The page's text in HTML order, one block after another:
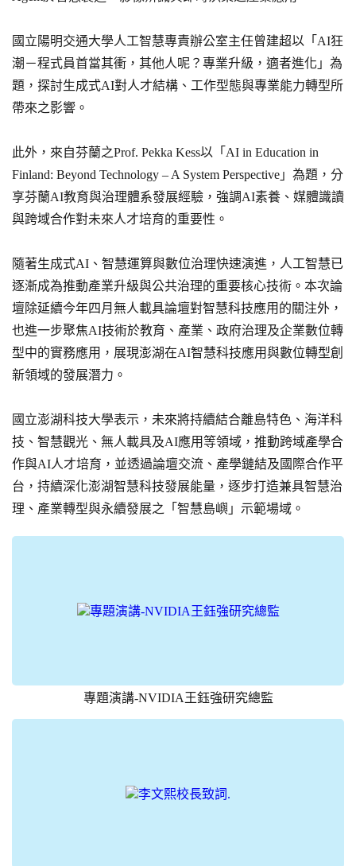
國立陽明交通大學人工智慧專責辦公室主任曾建超以「AI狂
潮－程式員首當其衝，其他人呢？專業升級，適者進化」為
題，探討生成式AI對人才結構、工作型態與專業能力轉型所
帶來之影響。
此外，來自芬蘭之Prof. Pekka Kess以「AI in Education in
Finland: Beyond Technology – A System Perspective」為題，分
享芬蘭AI教育與治理體系發展經驗，強調AI素養、媒體識讀
與跨域合作對未來人才培育的重要性。
隨著生成式AI、智慧運算與數位治理快速演進，人工智慧已
逐漸成為推動產業升級與公共治理的重要核心技術。本次論
壇除延續今年四月無人載具論壇對智慧科技應用的關注外，
也進一步聚焦AI技術於教育、產業、政府治理及企業數位轉
型中的實務應用，展現澎湖在AI智慧科技應用與數位轉型創
新領域的發展潛力。
國立澎湖科技大學表示，未來將持續結合離島特色、海洋科
技、智慧觀光、無人載具及AI應用等領域，推動跨域產學合
作與AI人才培育，並透過論壇交流、產學鏈結及國際合作平
台，持續深化澎湖智慧科技發展能量，逐步打造兼具智慧治
理、產業轉型與永續發展之「智慧島嶼」示範場域。
專題演講-NVIDIA王鈺強研究總監